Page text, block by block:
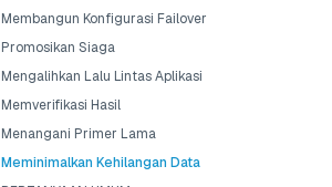
Membangun Konfigurasi Failover
Promosikan Siaga
Mengalihkan Lalu Lintas Aplikasi
Memverifikasi Hasil
Menangani Primer Lama
Meminimalkan Kehilangan Data